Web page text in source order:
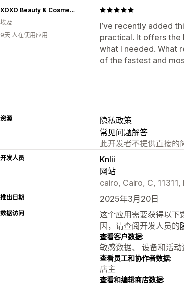
I’ve recently added
practical. It offers the
what I needed. What
of the fastest and
XOXO Beauty & Cosmetics
埃及
9天 人在使用应用
资源
隐私政策
常见问题解答
此开发者不提供直接的
开发人员
Knlii
网站
cairo, Cairo, C, 11311,
推出日期 2025年3月20日
数据访问
这个应用需要获得以下
因，请查阅开发人员的
查看客户数据:
敏感数据、 设备和活动
查看员工和协作者数据:
店主
查看和编辑商店数据: